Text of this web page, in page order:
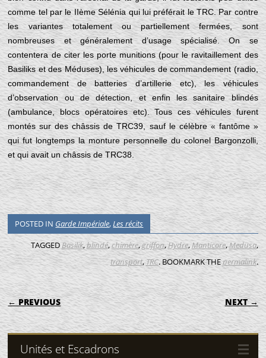
comme tel par le IIème Sélénia qui lui préférait le TRC. Par contre
les variantes totalement ou partiellement fermées, sont
nombreuses et généralement d’usage spécialisé. On se
contentera de citer les porte munitions (pour le ravitaillement des
Basiliks et des Méduses), les véhicules de commandement (radio,
commandement de batteries d’artillerie etc), les véhicules
d’observation ou de détection, et enfin les sanitaire blindés
(ambulance, blocs opératoires etc). Tous ces véhicules furent
montés sur des châssis de TRC39, sauf le célèbre « fantôme »
qui fut longtemps la monture personnelle du colonel Bargonzolli,
et qui avait un châssis de TRC38.
POSTED IN Garde Impériale,Les récits
TAGGEDBasilik,blindé,chimère,griffon,Hydre,Manticore,Medusa,
transport, TRC. BOOKMARK THEpermalink.
POST NAVIGATION
← PREVIOUS NEXT →
Unités et Escadrons